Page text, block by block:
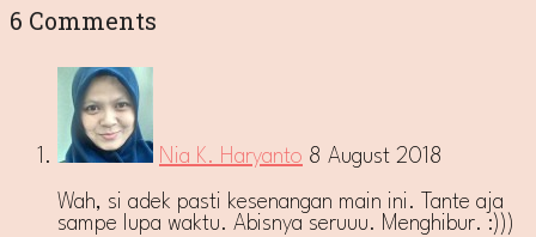
6 Comments
Nia K. Haryanto 8 August 2018
Wah, si adek pasti kesenangan main ini. Tante aja
sampe lupa waktu. Abisnya seruuu. Menghibur. :)))